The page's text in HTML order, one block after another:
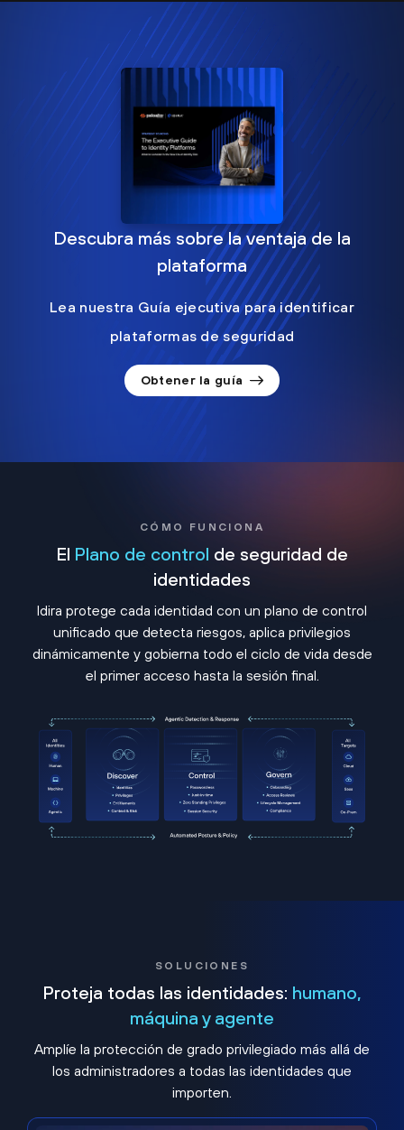
Descubra más sobre la ventaja de la
plataforma
Lea nuestra Guía ejecutiva para identificar
plataformas de seguridad
Obtener la guía
CÓMO FUNCIONA
El Plano de control de seguridad de
identidades
Idira protege cada identidad con un plano de control
unificado que detecta riesgos, aplica privilegios
dinámicamente y gobierna todo el ciclo de vida desde
el primer acceso hasta la sesión final.
SOLUCIONES
Proteja todas las identidades: humano,
máquina y agente
Amplíe la protección de grado privilegiado más allá de
los administradores a todas las identidades que
importen.